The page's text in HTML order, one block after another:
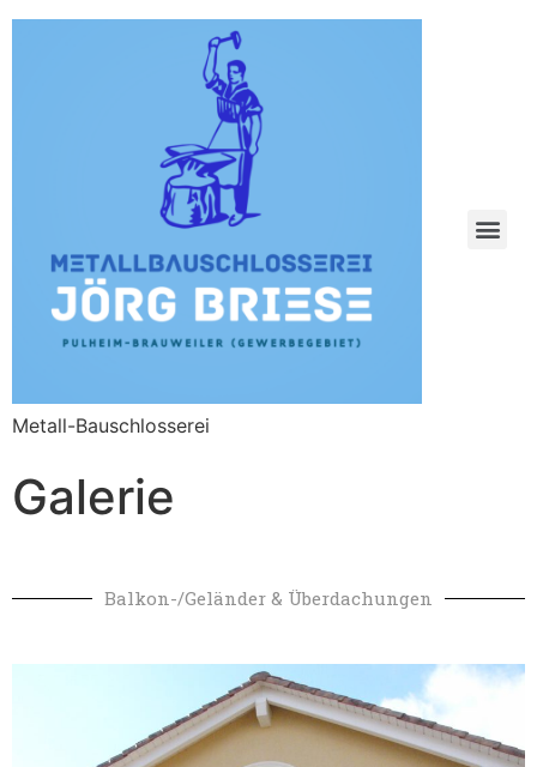
Metall-Bauschlosserei
Galerie
Balkon-/Geländer & Überdachungen